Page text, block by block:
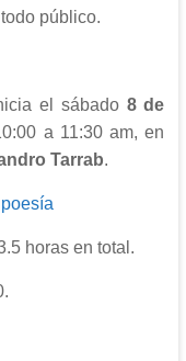
público.
el sábado8 de
a 11:30 am, en
Tarrab.
horas en total.